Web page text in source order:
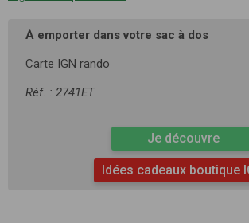
À emporter dans votre sac à dos
Carte IGN rando
Réf. : 2741ET
Je découvre
Idées cadeaux boutique